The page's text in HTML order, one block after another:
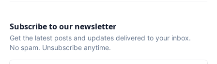
Subscribe to our newsletter
Get the latest posts and updates delivered to your inbox.
No spam. Unsubscribe anytime.